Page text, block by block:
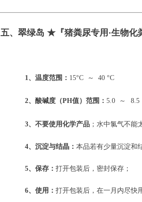
五、翠绿岛 ★『猪粪尿专用·生物化
1、温度范围： 15°C ～ 40 °C
2、酸碱度（PH值）范围： 5.0 ～ 8.5
3、不要使用化学产品 ； 水中氯气不能
4、沉淀与结晶： 本品若有少量沉淀和
5、保存： 打开包装后，密封保存；
6、使用： 打开包装后，在一月内尽快